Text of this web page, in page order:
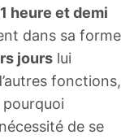
1 heure et demi
dans sa forme
jours lui
fonctions,
pourquoi
de se